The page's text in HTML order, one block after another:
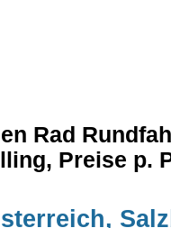
Rad
Preise p.